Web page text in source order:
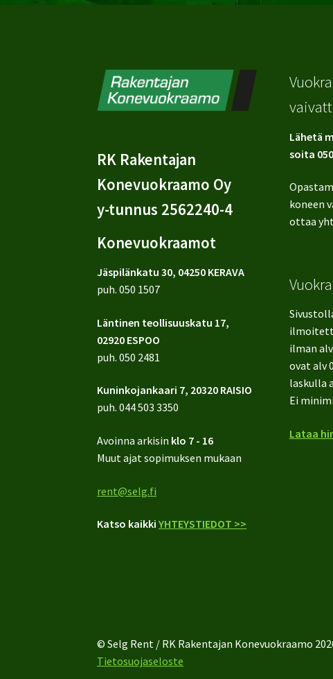
RK Rakentajan
Konevuokraamo Oy
y-tunnus 2562240-4
Konevuokraamot
Jäspilänkatu 30, 04250 KERAVA
puh.050 1507
Läntinen teollisuuskatu 17,
02920 ESPOO
puh.050 2481
Kuninkojankaari 7, 20320 RAISIO
puh.044 503 3350
Avoinna arkisin klo 7 - 16
Muut ajat sopimuksen mukaan
rent@selg.fi
Katso kaikkiYHTEYSTIEDOT >>
Lähetä
soita
koneen
ottaa
ilman
ovat alv
laskulla
Ei
Lataa
© Selg Rent / RK Rakentajan Konevuokraamo
Tietosuojaseloste